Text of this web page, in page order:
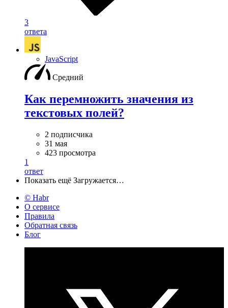
3
ответа
JavaScript
Средний
Как перемножить значения из
текстовых полей?
2 подписчика
31 мая
423 просмотра
1
ответ
Показать ещё Загружается…
© Habr
О сервисе
Правила
Обратная связь
Блог